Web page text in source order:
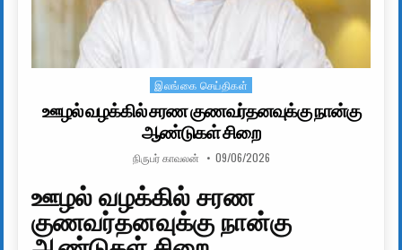
Posted in
இலங்கை செய்திகள்
ஊழல் வழக்கில் சரண குணவர்தனவுக்கு நான்கு
ஆண்டுகள் சிறை
AUTHOR:
நிருபர் காவலன் PUBLISHED DATE:
09/06/2026
ஊழல் வழக்கில் சரண
குணவர்தனவுக்கு நான்கு